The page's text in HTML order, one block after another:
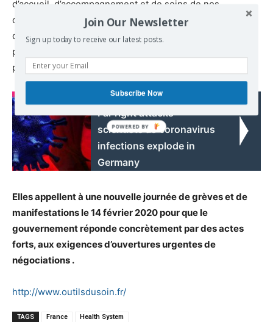
d’accueil, d’accompagnement et de soins de nos
concitoyens, cela passe par des nécessaires mesures
d’améliorations des conditions de travail de tous les
personnels et la prise en compte des besoins de la
population .
Read also:
Far right attacks
scientists as coronavirus
infections explode in
Germany
Elles appellent à unenouvelle journée de grèves et de
manifestations le 14 février 2020pour que le
gouvernement réponde concrètement par des actes
forts, aux exigences d’ouvertures urgentes de
négociations .
http://www.outilsdusoin.fr/
TAGS France Health System
Join Our Newsletter
Sign up today to receive our latest posts.
Subscribe Now